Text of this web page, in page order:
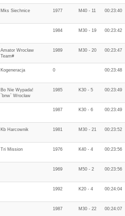
Mks Siechnice 1977 M40 - 11 00:23:40
1984 M30 - 19 00:23:42
Amator Wrocław
Team#
1989 M30 - 20 00:23:47
Kogeneracja 0 00:23:48
Bo Nie Wypada!
`bnw` Wrocław
1985 K30 - 5 00:23:49
1987 K30 - 6 00:23:49
Kb Harcownik 1981 M30 - 21 00:23:52
Tri Mission 1976 K40 - 4 00:23:56
1969 M50 - 2 00:23:56
1992 K20 - 4 00:24:04
1987 M30 - 22 00:24:07